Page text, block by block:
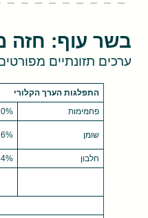
בשר עוף: חזה
ערכים תזונתיים
התפלגות הערך הקלורי
פחמימות
0%
שומן
חלבון